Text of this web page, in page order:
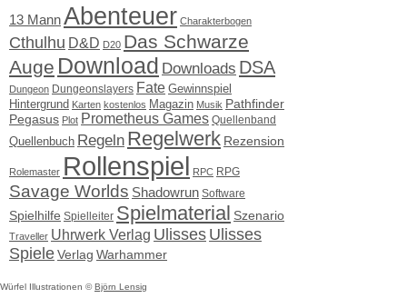
13 MannAbenteuer Charakterbogen
Cthulhu D&D D20 Das Schwarze
Auge Download Downloads DSA
Dungeon Dungeonslayers Fate Gewinnspiel
Hintergrund Karten kostenlos Magazin Musik Pathfinder
Pegasus Plot Prometheus Games Quellenband
Quellenbuch Regeln Regelwerk Rezension
Rolemaster Rollenspiel RPC RPG
Savage Worlds Shadowrun Software
Spielhilfe Spielleiter Spielmaterial Szenario
Traveller Uhrwerk Verlag Ulisses Ulisses
SpieleVerlag Warhammer
Würfel Illustrationen ©Björn Lensig